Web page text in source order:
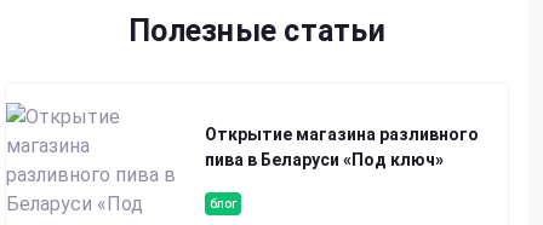
Полезные статьи
блог
Открытие магазина разливного
пива в Беларуси «Под ключ»